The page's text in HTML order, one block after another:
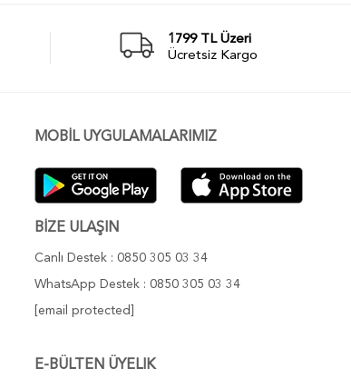
1799 TL Üzeri
Ücretsiz Kargo
MOBİL UYGULAMALARIMIZ
BİZE ULAŞIN
Canlı Destek : 0850 305 03 34
WhatsApp Destek : 0850 305 03 34
[email protected]
E-BÜLTEN ÜYELIK